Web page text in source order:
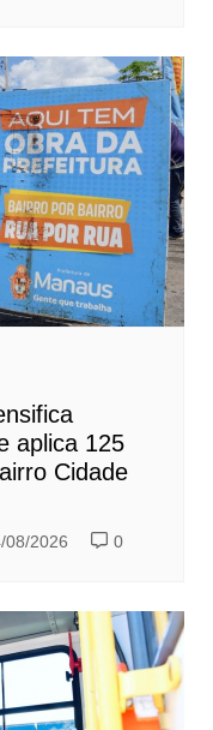
aplica 125
Cidade
08/2026 0